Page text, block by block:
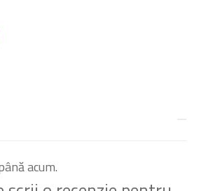
acum.